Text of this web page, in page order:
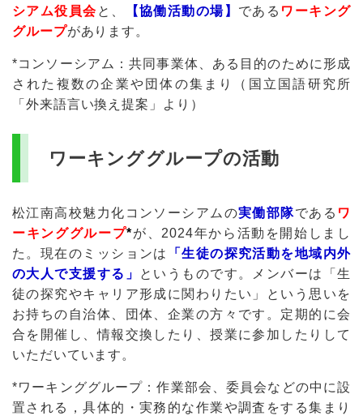
シアム役員会と、 【協働活動の場】 である ワーキング
グループがあります。
*コンソーシアム：共同事業体、ある目的のために形成
された複数の企業や団体の集まり（国立国語研究所
「外来語言い換え提案」より）
ワーキンググループの活動
松江南高校魅力化コンソーシアムの実働部隊である ワ
ーキンググループ*が、2024年から活動を開始しまし
た。現在のミッションは
「生徒の探究活動を地域内外
の大人で支援する」
というものです。メンバーは「生
徒の探究やキャリア形成に関わりたい」という思いを
お持ちの自治体、団体、企業の方々です。定期的に会
合を開催し、情報交換したり、授業に参加したりして
いただいています。
*ワーキンググループ：作業部会、委員会などの中に設
置される，具体的・実務的な作業や調査をする集まり